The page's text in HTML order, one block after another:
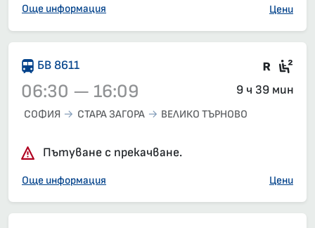
Още информация Цени
БВ 8611 Влак
06:30 — 16:09 9 ч 39 мин
СОФИЯ СТАРА ЗАГОРА ВЕЛИКО ТЪРНОВО
Пътуване с прекачване.
Още информация Цени